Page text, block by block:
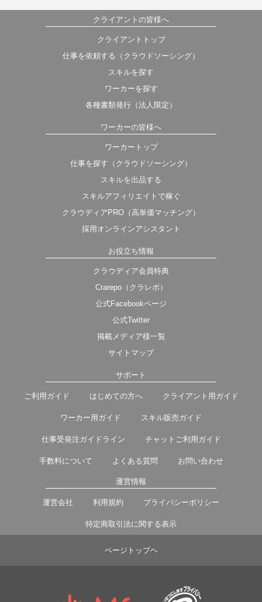
クライアントの皆様へ
クライアントトップ
仕事を依頼する（クラウドソーシング）
スキルを探す
ワーカーを探す
各種書類発行（法人限定）
ワーカーの皆様へ
ワーカートップ
仕事を探す（クラウドソーシング）
スキルを出品する
スキルアフィリエイトで稼ぐ
クラウディアPRO（高単価マッチング）
採用オンラインアシスタント
お役立ち情報
クラウディア会員特典
Crarepo（クラレポ）
公式Facebookページ
公式Twitter
掲載メディア様一覧
サイトマップ
サポート
ご利用ガイド はじめての方へ クライアント用ガイド
ワーカー用ガイド スキル販売ガイド
仕事受発注ガイドライン チャットご利用ガイド
手数料について よくある質問 お問い合わせ
運営情報
運営会社 利用規約 プライバシーポリシー
特定商取引法に関する表示
ページトップヘ